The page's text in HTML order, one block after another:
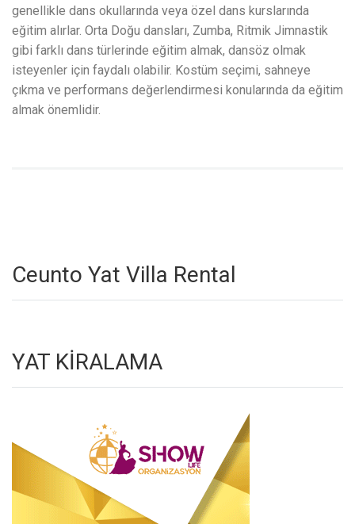
genellikle dans okullarında veya özel dans kurslarında
eğitim alırlar. Orta Doğu dansları, Zumba, Ritmik Jimnastik
gibi farklı dans türlerinde eğitim almak, dansöz olmak
isteyenler için faydalı olabilir. Kostüm seçimi, sahneye
çıkma ve performans değerlendirmesi konularında da eğitim
almak önemlidir.
Ceunto Yat Villa Rental
YAT KİRALAMA